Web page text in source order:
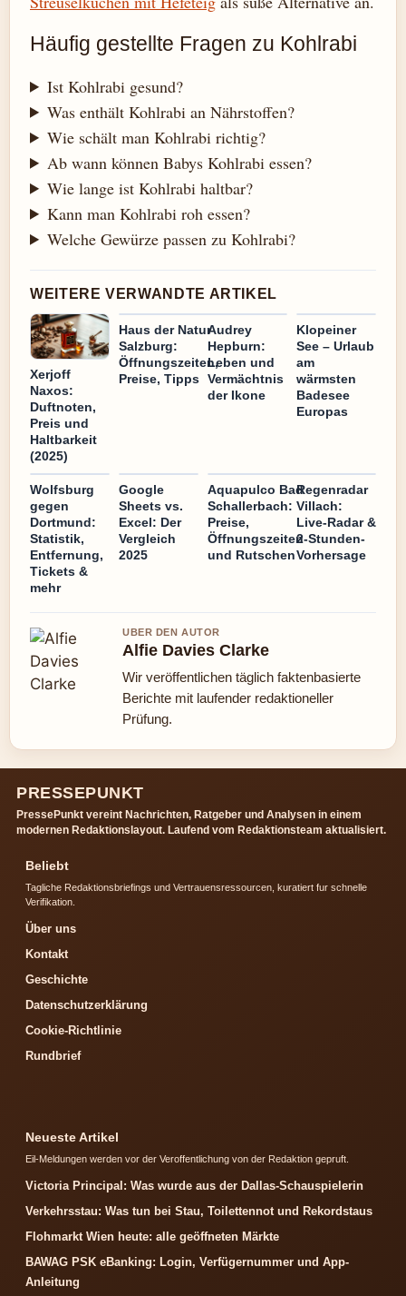
Häufig gestellte Fragen zu Kohlrabi
Ist Kohlrabi gesund?
Was enthält Kohlrabi an Nährstoffen?
Wie schält man Kohlrabi richtig?
Ab wann können Babys Kohlrabi essen?
Wie lange ist Kohlrabi haltbar?
Kann man Kohlrabi roh essen?
Welche Gewürze passen zu Kohlrabi?
WEITERE VERWANDTE ARTIKEL
Xerjoff
Naxos:
Duftnoten,
Preis und
Haltbarkeit
(2025)
Haus der Natur
Salzburg:
Öffnungszeiten,
Preise, Tipps
Audrey
Hepburn:
Leben und
Vermächtnis
der Ikone
Klopeiner
See – Urlaub
am
wärmsten
Badesee
Europas
Wolfsburg
gegen
Dortmund:
Statistik,
Entfernung,
Tickets &
mehr
Google
Sheets vs.
Excel: Der
Vergleich
2025
Aquapulco Bad
Schallerbach:
Preise,
Öffnungszeiten
und Rutschen
Regenradar
Villach:
Live-Radar &
2-Stunden-
Vorhersage
UBER DEN AUTOR
Alfie Davies Clarke
Wir veröffentlichen täglich faktenbasierte
Berichte mit laufender redaktioneller
Prüfung.
PRESSEPUNKT
PressePunkt vereint Nachrichten, Ratgeber und Analysen in einem
modernen Redaktionslayout. Laufend vom Redaktionsteam aktualisiert.
Beliebt
Tagliche Redaktionsbriefings und Vertrauensressourcen, kuratiert fur schnelle
Verifikation.
Über uns
Kontakt
Geschichte
Datenschutzerklärung
Cookie-Richtlinie
Rundbrief
Neueste Artikel
Eil-Meldungen werden vor der Veroffentlichung von der Redaktion gepruft.
Victoria Principal: Was wurde aus der Dallas-Schauspielerin
Verkehrsstau: Was tun bei Stau, Toilettennot und Rekordstaus
Flohmarkt Wien heute: alle geöffneten Märkte
BAWAG PSK eBanking: Login, Verfügernummer und App-
Anleitung